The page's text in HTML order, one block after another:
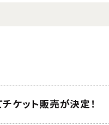
ケット販売が決定！